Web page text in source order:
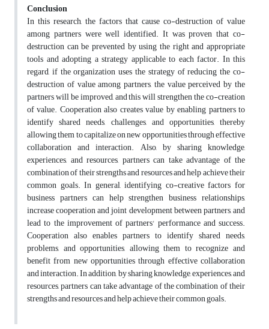
Conclusion
In this research, the factors that cause co-destruction of value
among partners were well identified. It was proven that co-
destruction can be prevented by using the right and appropriate
tools and adopting a strategy applicable to each factor. In this
regard, if the organization uses the strategy of reducing the co-
destruction of value among partners, the value perceived by the
partners will be improved, and this will strengthen the co-creation
of value. Cooperation also creates value by enabling partners to
identify shared needs, challenges, and opportunities, thereby
allowing them to capitalize on new opportunities through effective
collaboration and interaction. Also, by sharing knowledge,
experiences, and resources, partners can take advantage of the
combination of their strengths and resources and help achieve their
common goals. In general, identifying co-creative factors for
business partners can help strengthen business relationships,
increase cooperation and joint development between partners, and
lead to the improvement of partners' performance and success.
Cooperation also enables partners to identify shared needs,
problems, and opportunities, allowing them to recognize and
benefit from new opportunities through effective collaboration
and interaction. In addition, by sharing knowledge, experiences, and
resources, partners can take advantage of the combination of their
strengths and resources and help achieve their common goals.